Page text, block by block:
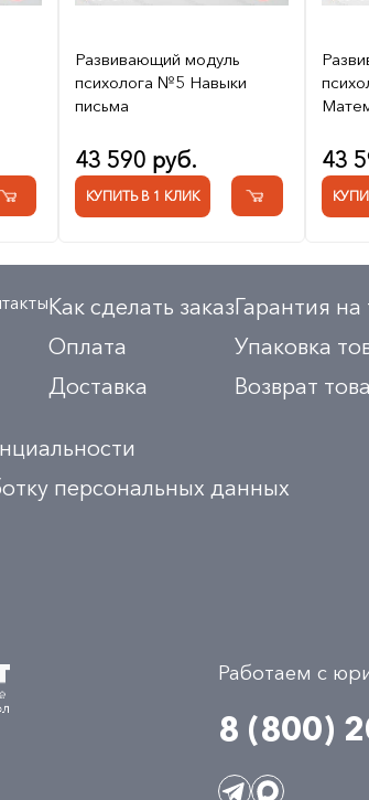
Развивающий модуль
психолога №5 Навыки
письма
43 590 руб.
КУПИТЬ В 1 КЛИК
43
Как сделать заказ
Оплата
Доставка
Гарантия на
Упаковка
Возврат
персональных данных
Работаем с
8 (800)